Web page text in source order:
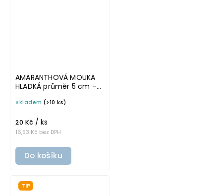
AMARANTHOVÁ MOUKA
HLADKÁ průměr 5 cm –
písmu, omyvatelná
potravinové dózy
Skladem (>10 ks)
16,53 Kč bez DPH
20 Kč / ks
Do košíku
TIP